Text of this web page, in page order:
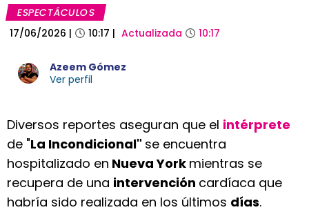
ESPECTÁCULOS
17/06/2026 | 10:17 | Actualizada 10:17
Azeem Gómez
Ver perfil
Diversos reportes aseguran que el intérprete
de "La Incondicional" se encuentra
hospitalizado en Nueva York mientras se
recupera de una intervención cardíaca que
habría sido realizada en los últimos días.